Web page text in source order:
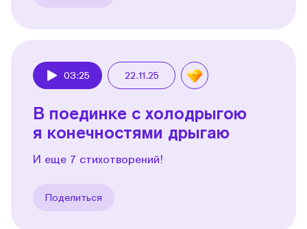
03:25 22.11.25
В поединке с холодрыгою
я конечностями дрыгаю
И еще 7 стихотворений!
Поделиться